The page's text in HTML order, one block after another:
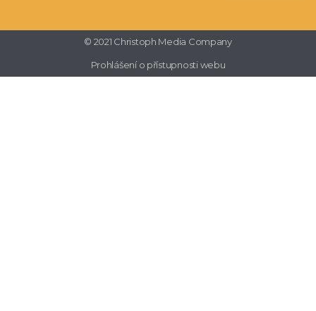
© 2021 Christoph Media Company
Prohlášení o přístupnosti webu